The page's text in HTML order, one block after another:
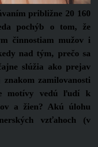
približne 20 160
pochýb o tom, že
činnostiam mužov i
nad tým, prečo sa
slúžia ako prejav
zamilovanosti
motívy vedú ľudí k
a žien? Akú úlohu
vzťahoch (v